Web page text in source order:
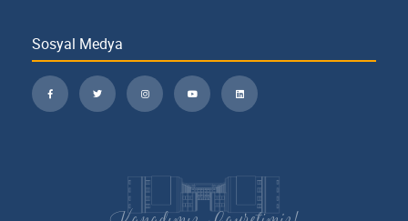
Sosyal Medya